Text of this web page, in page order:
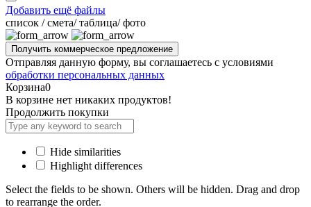
Добавить ещё файлы
cписок / смета/ таблица/ фото
Отправляя данную форму, вы соглашаетесь с условиями
обработки персональных данных
Корзина0
В корзине нет никаких продуктов!
Продолжить покупки
Hide similarities
Highlight differences
Select the fields to be shown. Others will be hidden. Drag and drop
to rearrange the order.